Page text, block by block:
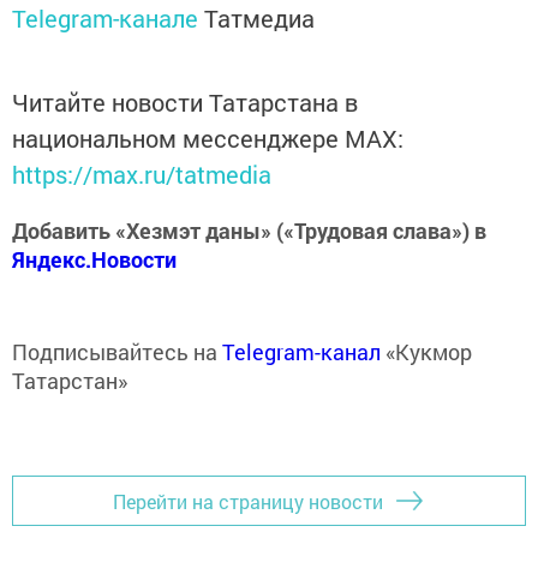
Telegram-канале Татмедиа
Читайте новости Татарстана в
национальном мессенджере MАХ:
https://max.ru/tatmedia
Добавить «Хезмэт даны» («Трудовая слава») в
Яндекс.Новости
Подписывайтесь на Telegram-канал «Кукмор
Татарстан»
Перейти на страницу новости